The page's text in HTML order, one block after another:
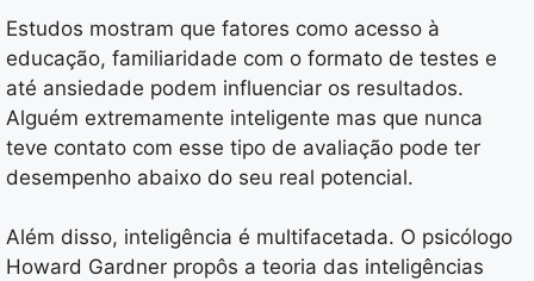
Estudos mostram que fatores como acesso à
educação, familiaridade com o formato de testes e
até ansiedade podem influenciar os resultados.
Alguém extremamente inteligente mas que nunca
teve contato com esse tipo de avaliação pode ter
desempenho abaixo do seu real potencial.
Além disso, inteligência é multifacetada. O psicólogo
Howard Gardner propôs a teoria das inteligências